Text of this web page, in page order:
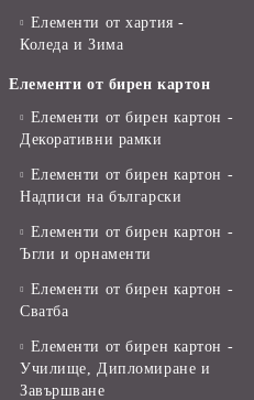
Елементи от хартия -
Коледа и Зима
Елементи от бирен картон
Елементи от бирен картон -
Декоративни рамки
Елементи от бирен картон -
Надписи на български
Елементи от бирен картон -
Ъгли и орнаменти
Елементи от бирен картон -
Сватба
Елементи от бирен картон -
Училище, Дипломиране и
Завършване